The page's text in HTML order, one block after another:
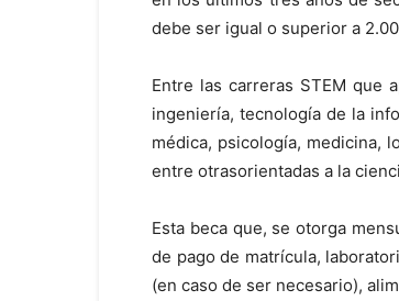
debe ser igual o superior a
Entre las carreras STEMque
ingeniería, tecnología de la
médica, psicología, medicina,
entre otrasorientadas a la
Esta beca que, se otorga
de pago de matrícula,
(en caso de ser necesario),